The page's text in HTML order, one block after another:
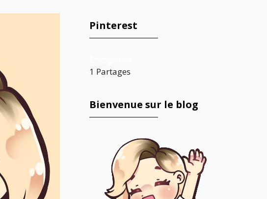
Pinterest
1 Partages
Bienvenue sur le blog